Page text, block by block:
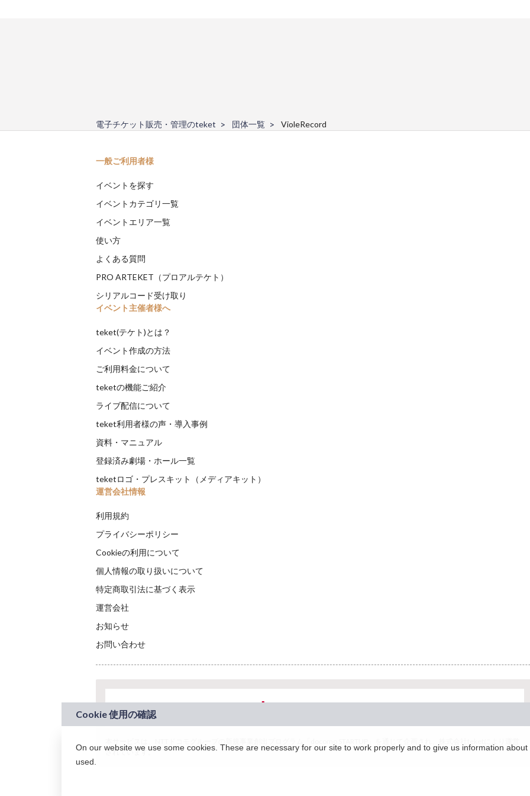
電子チケット販売・管理のteket 団体一覧 VioleRecord
一般ご利用者様
イベントを探す
イベントカテゴリ一覧
イベントエリア一覧
使い方
よくある質問
PRO ARTEKET（プロアルテケト）
シリアルコード受け取り
イベント主催者様へ
teket(テケト)とは？
イベント作成の方法
ご利用料金について
teketの機能ご紹介
ライブ配信について
teket利用者様の声・導入事例
資料・マニュアル
登録済み劇場・ホール一覧
teketロゴ・プレスキット（メディアキット）
運営会社情報
利用規約
プライバシーポリシー
Cookieの利用について
個人情報の取り扱いについて
特定商取引法に基づく表示
運営会社
お知らせ
お問い合わせ
されています。
On our website we use some cookies. These are necessary for our site to work properly and to give us information
used.